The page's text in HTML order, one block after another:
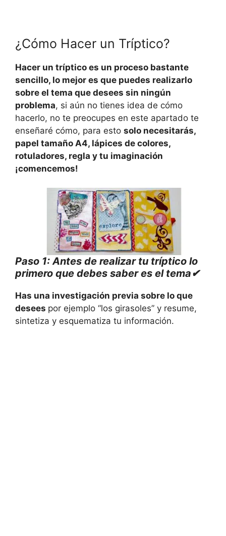
¿Cómo Hacer un Tríptico?
Hacer un tríptico es un proceso bastante
sencillo, lo mejor es que puedes realizarlo
sobre el tema que desees sin ningún
problema, si aún no tienes idea de cómo
hacerlo, no te preocupes en este apartado te
enseñaré cómo, para esto solo necesitarás,
papel tamaño A4, lápices de colores,
rotuladores, regla y tu imaginación
¡comencemos!
Paso 1: Antes de realizar tu tríptico lo
primero que debes saber es el tema✔
Has una investigación previa sobre lo que
desees por ejemplo “los girasoles” y resume,
sintetiza y esquematiza tu información.